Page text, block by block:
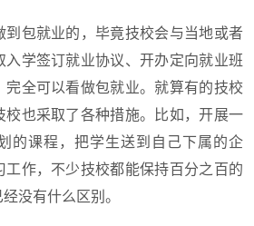
包就业的，毕竟技校会与当地或者
学签订就业协议、开办定向就业班
全可以看做包就业。就算有的技校
也采取了各种措施。比如，开展一
的课程，把学生送到自己下属的企
作，不少技校都能保持百分之百的
没有什么区别。